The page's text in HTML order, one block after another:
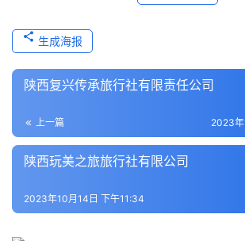
导
游
之
家
本
地
生
生成海报
陕西复兴传承旅行社有限责任公司
上一篇 2023
陕西玩美之旅旅行社有限公司
2023年10月14日 下午11:34